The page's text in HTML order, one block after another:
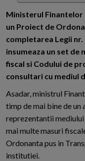
Ministerul Finantelor
un Proiect de
completarea Legii
insumeaza un set
fiscal si Codului de
consultari cu mediul
Asadar, ministrul
timp de mai bine de un
reprezentantii
mai multe masuri
Ordonanta pus in
institutiei.